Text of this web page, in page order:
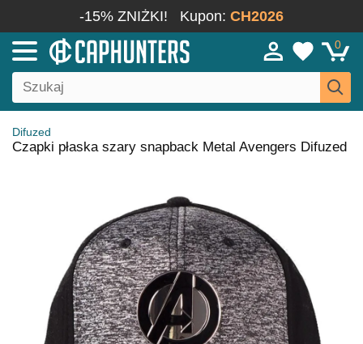
-15% ZNIŻKI! Kupon: CH2026
0
Difuzed
Czapki płaska szary snapback Metal Avengers Difuzed